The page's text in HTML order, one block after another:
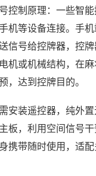
控制原理：一些智
机等设备连接。手
信号给控牌器，控
机或机械结构，在
，达到控牌目的。
安装遥控器，纯外
板，利用空间信号
携带随时使用，适